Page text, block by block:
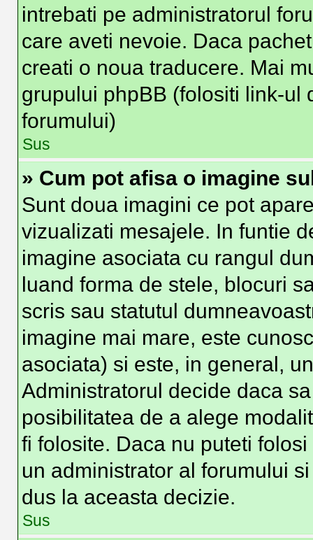
intrebati pe administratorul
care aveti nevoie. Daca
creati o noua traducere. Mai
grupului phpBB (folositi link-ul
forumului)
Sus
» Cum pot afisa o imagine
Sunt doua imagini ce pot
vizualizati mesajele. In funtie
imagine asociata cu rangul
luand forma de stele, blocuri
scris sau statutul
imagine mai mare, este
asociata) si este, in general,
Administratorul decide daca
posibilitatea de a alege
fi folosite. Daca nu puteti
un administrator al forumului
dus la aceasta decizie.
Sus